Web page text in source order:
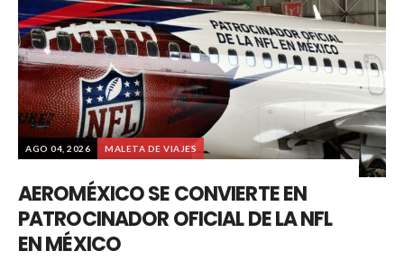
AGO 04, 2026 MALETA DE VIAJES
AEROMÉXICO SE CONVIERTE EN
PATROCINADOR OFICIAL DE LA NFL
EN MÉXICO